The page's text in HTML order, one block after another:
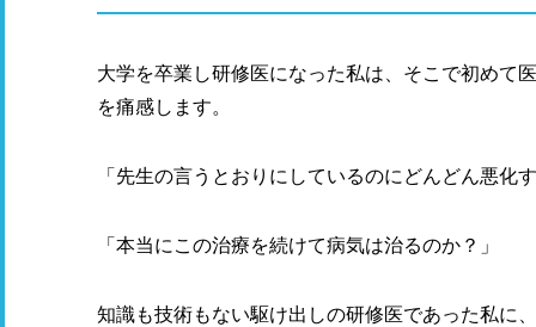
大学を卒業し研修医になった私は、そこで初めて
を痛感します。
「先生の言うとおりにしているのにどんどん悪化
「本当にこの治療を続けて病気は治るのか？」
知識も技術もない駆け出しの研修医であった私に